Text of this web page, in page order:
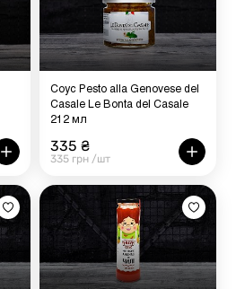
Соус Pesto alla Genovese del
Casale Le Bonta del Casale
212 мл
335 ₴
335 грн /шт